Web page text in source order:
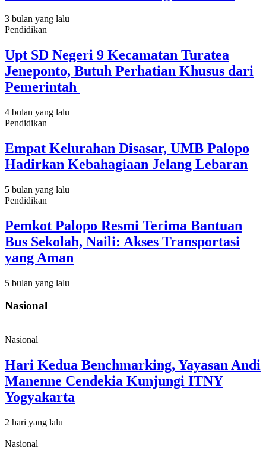
3 bulan yang lalu
Pendidikan
Upt SD Negeri 9 Kecamatan Turatea
Jeneponto, Butuh Perhatian Khusus dari
Pemerintah
4 bulan yang lalu
Pendidikan
Empat Kelurahan Disasar, UMB Palopo
Hadirkan Kebahagiaan Jelang Lebaran
5 bulan yang lalu
Pendidikan
Pemkot Palopo Resmi Terima Bantuan
Bus Sekolah, Naili: Akses Transportasi
yang Aman
5 bulan yang lalu
Nasional
Nasional
Hari Kedua Benchmarking, Yayasan Andi
Manenne Cendekia Kunjungi ITNY
Yogyakarta
2 hari yang lalu
Nasional